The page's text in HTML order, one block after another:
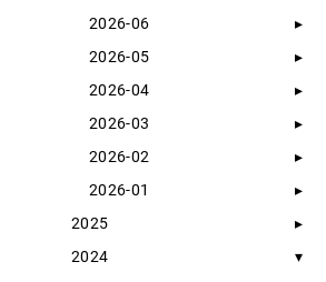
2026-06
2026-05
2026-04
2026-03
2026-02
2026-01
2025
2024